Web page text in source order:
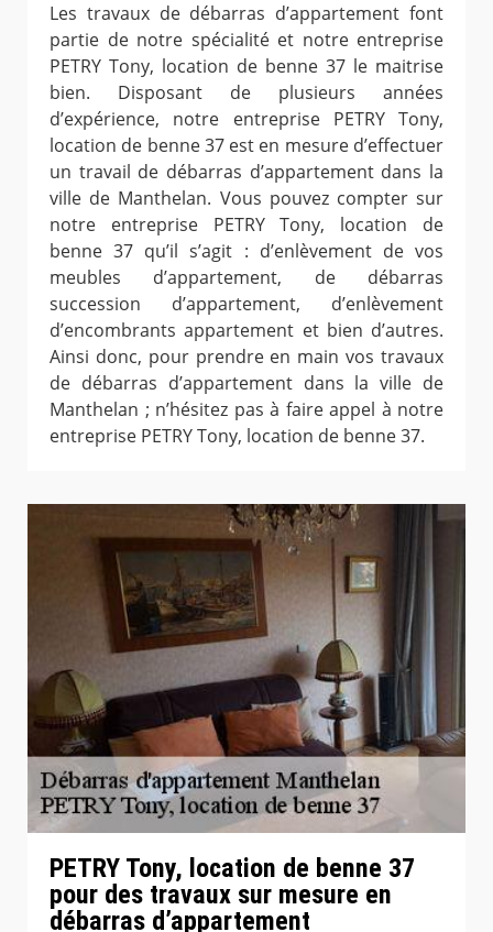
Les travaux de débarras d’appartement font
partie de notre spécialité et notre entreprise
PETRY Tony, location de benne 37 le maitrise
bien. Disposant de plusieurs années
d’expérience, notre entreprise PETRY Tony,
location de benne 37 est en mesure d’effectuer
un travail de débarras d’appartement dans la
ville de Manthelan. Vous pouvez compter sur
notre entreprise PETRY Tony, location de
benne 37 qu’il s’agit : d’enlèvement de vos
meubles d’appartement, de débarras
succession d’appartement, d’enlèvement
d’encombrants appartement et bien d’autres.
Ainsi donc, pour prendre en main vos travaux
de débarras d’appartement dans la ville de
Manthelan ; n’hésitez pas à faire appel à notre
entreprise PETRY Tony, location de benne 37.
PETRY Tony, location de benne 37
pour des travaux sur mesure en
débarras d’appartement